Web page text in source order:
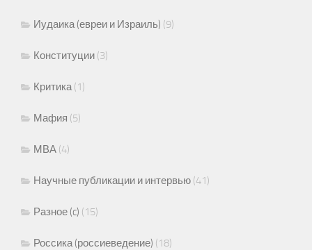
Иудаика (евреи и Израиль) (9)
Конституции (3)
Критика(1)
Мафия (5)
МВА (4)
Научные публикации и интервью (41)
Разное (c) (15)
Россика (россиеведение) (18)